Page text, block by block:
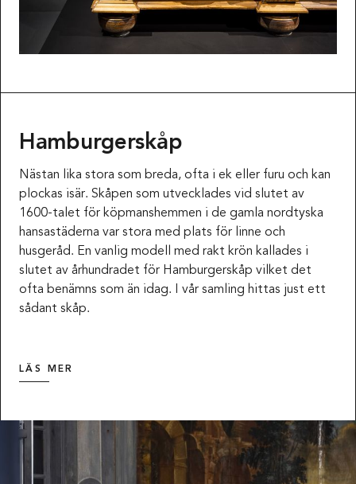
Hamburgerskåp
Nästan lika stora som breda, ofta i ek eller furu och kan
plockas isär. Skåpen som utvecklades vid slutet av
1600-talet för köpmanshemmen i de gamla nordtyska
hansastäderna var stora med plats för linne och
husgeråd. En vanlig modell med rakt krön kallades i
slutet av århundradet för Hamburgerskåp vilket det
ofta benämns som än idag. I vår samling hittas just ett
sådant skåp.
LÄS MER